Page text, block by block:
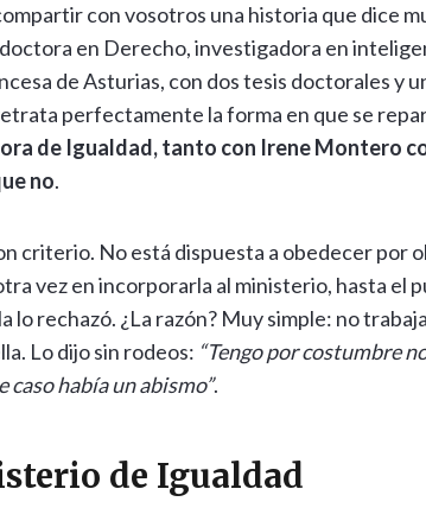
ai
l
p
y
Li
n
k
m
p
ar
ti
con vosotros una historia que dice
en Derecho, investigadora en
de Asturias, con dos tesis doctorales y
perfectamente la forma en que se
de Igualdad, tanto con Irene Montero
no.
criterio. No está dispuesta a obedecer por
vez en incorporarla al ministerio, hasta el
lo rechazó. ¿La razón? Muy simple: no
Lo dijo sin rodeos: “Tengo por costumbre
caso había un abismo”.
de Igualdad